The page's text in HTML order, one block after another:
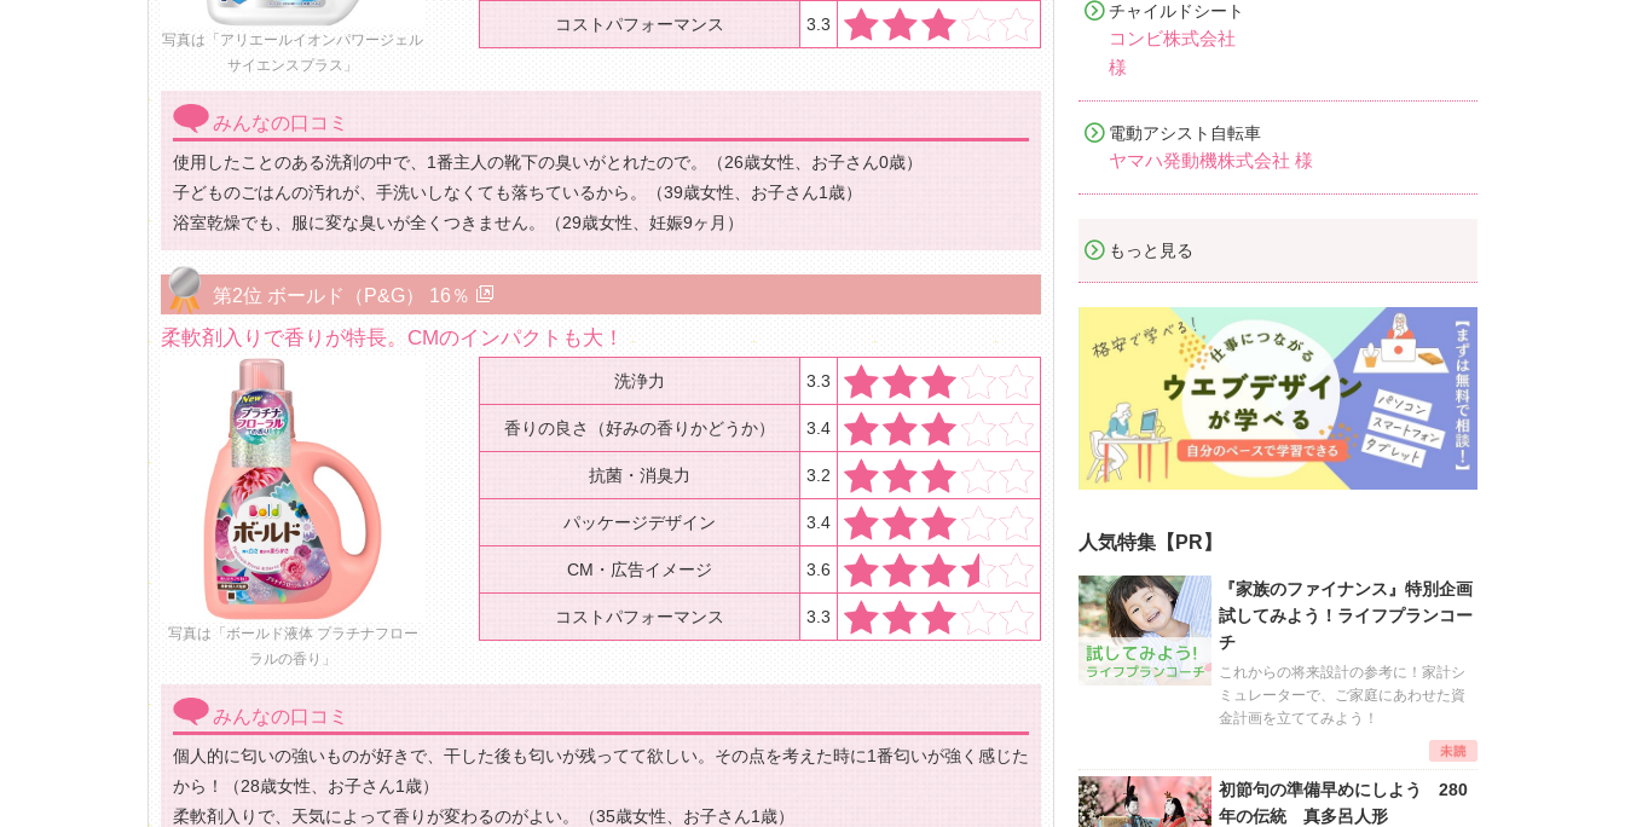
写真は「アリエールイオンパワージェル
サイエンスプラス」
コストパフォーマンス 3.3
みんなの口コミ
使用したことのある洗剤の中で、1番主人の靴下の臭いがとれたので。（26歳女性、お子さん0歳）
子どものごはんの汚れが、手洗いしなくても落ちているから。（39歳女性、お子さん1歳）
浴室乾燥でも、服に変な臭いが全くつきません。（29歳女性、妊娠9ヶ月）
第2位 ボールド（P&G） 16％
柔軟剤入りで香りが特長。CMのインパクトも大！
写真は「ボールド液体 プラチナフロー
ラルの香り」
洗浄力 3.3
香りの良さ（好みの香りかどうか） 3.4
抗菌・消臭力 3.2
パッケージデザイン 3.4
CM・広告イメージ 3.6
コストパフォーマンス 3.3
みんなの口コミ
個人的に匂いの強いものが好きで、干した後も匂いが残ってて欲しい。その点を考えた時に1番匂いが強く感じた
から！（28歳女性、お子さん1歳）
柔軟剤入りで、天気によって香りが変わるのがよい。（35歳女性、お子さん1歳）
チャイルドシート
コンビ株式会社
様
電動アシスト自転車
ヤマハ発動機株式会社 様
もっと見る
人気特集【PR】
『家族のファイナンス』特別企画
試してみよう！ライフプランコー
チ
これからの将来設計の参考に！家計シ
ミュレーターで、ご家庭にあわせた資
金計画を立ててみよう！
初節句の準備早めにしよう 280
年の伝統 真多呂人形